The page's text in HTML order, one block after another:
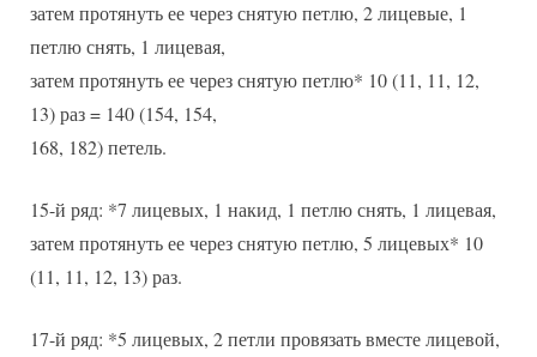
затем протянуть ее через снятую петлю, 2 лицевые, 1
петлю снять, 1 лицевая,
затем протянуть ее через снятую петлю* 10 (11, 11, 12,
13) раз = 140 (154, 154,
168, 182) петель.
15-й ряд: *7 лицевых, 1 накид, 1 петлю снять, 1 лицевая,
затем протянуть ее через снятую петлю, 5 лицевых* 10
(11, 11, 12, 13) раз.
17-й ряд: *5 лицевых, 2 петли провязать вместе лицевой,